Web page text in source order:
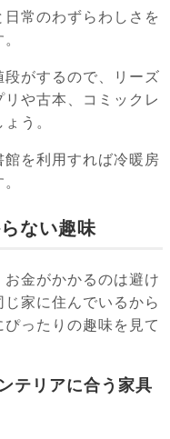
常のわずらわしさを
がするので、リーズ
や古本、コミックレ
う。
を利用すれば冷暖房
ない趣味
金がかかるのは避け
家に住んでいるから
ったりの趣味を見て
テリアに合う家具